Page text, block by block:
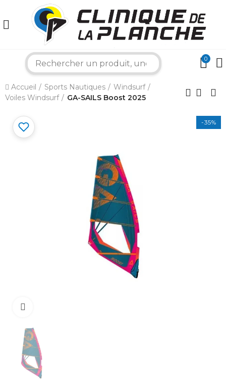
0
Accueil Sports Nautiques
Windsurf
Voiles Windsurf
GA-SAILS Boost 2025
-35%